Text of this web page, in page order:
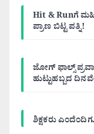
Hit & Runಗೆ
ಪ್ರಾಣ ಬಿಟ್ಟ ಪತ್ನಿ!
ಜೋಗ್ ಫಾಲ್ಸ್
ಹುಟ್ಟುಹಬ್ಬದ
ಶಿಕ್ಷಕರು